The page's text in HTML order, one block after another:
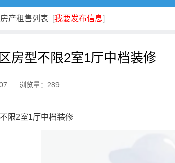
房产租售列表 [我要发布信息]
房型不限2室1厅中档装修
07 浏览量：289
限2室1厅中档装修